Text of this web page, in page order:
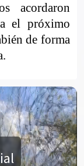
acordaron
el próximo
de forma